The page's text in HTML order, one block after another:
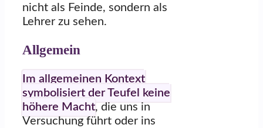
nicht als Feinde, sondern als
Lehrer zu sehen.
Allgemein
Im allgemeinen Kontext
symbolisiert der Teufel keine
höhere Macht, die uns in
Versuchung führt oder ins